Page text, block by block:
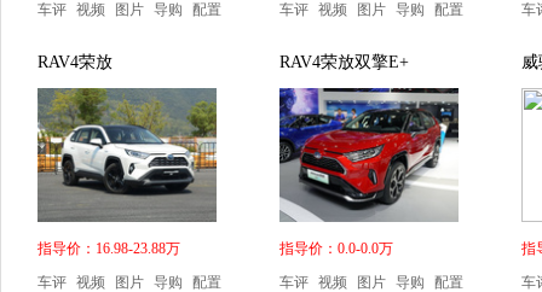
车评 视频 图片 导购 配置
车评 视频 图片 导购 配置
车
RAV4荣放
指导价：16.98-23.88万
车评 视频 图片 导购 配置
RAV4荣放双擎E+
指导价：0.0-0.0万
车评 视频 图片 导购 配置
威
指
车